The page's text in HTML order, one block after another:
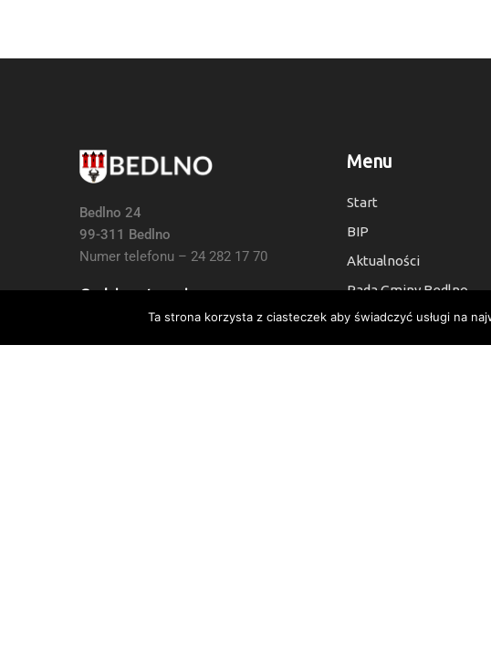
Bedlno 24
99-311 Bedlno
Numer telefonu – 24 282 17 70
Godziny otwarcia:
7:30 do 15:30, Sb i Nie: Nieczynne
Menu
Start
BIP
Aktualności
Rada Gminy Bedlno
Kontakt
Deklaracja dostępności
Ta strona korzysta z ciasteczek aby świadczyć usługi na